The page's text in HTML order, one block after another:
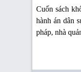
Cuốn sách
hành án dân
pháp, nhà